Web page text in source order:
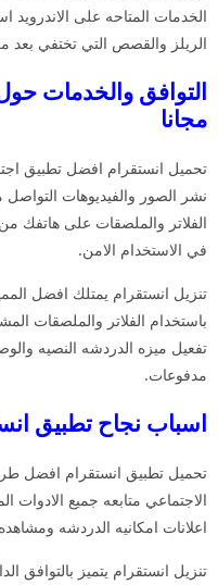
الخدمات المتاحه على
الريلز والقصص التي تختفي بعد مرور 24 ساعه على الاندرويد
مجانا
تحميل انستقرام افضل تطبيق
نشر الصور والفيديوهات التواصل
الفلاتر والملصقات على هاتفك
في الاستخدام الامن.
تنزيل انستقرام يمتلك افضل
باستخدام الفلاتر والملصقات
تفعيل ميزه الدردشه النصيه
مدفوعات.
اسباب نجاح تطبيق انستقرام 2026
تحميل تطبيق انستقرام افضل
الاجتماعي متابعه جميع الادوات
اعلانات امكانيه الدردشه
تنزيل انستقرام يتميز بالتوافق